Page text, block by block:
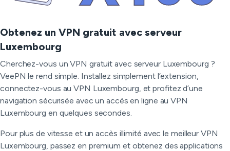
Obtenez un VPN gratuit avec serveur
Luxembourg
Cherchez-vous un VPN gratuit avec serveur Luxembourg ?
VeePN le rend simple. Installez simplement l’extension,
connectez-vous au VPN Luxembourg, et profitez d’une
navigation sécurisée avec un accès en ligne au VPN
Luxembourg en quelques secondes.
Pour plus de vitesse et un accès illimité avec le meilleur VPN
Luxembourg, passez en premium et obtenez des applications